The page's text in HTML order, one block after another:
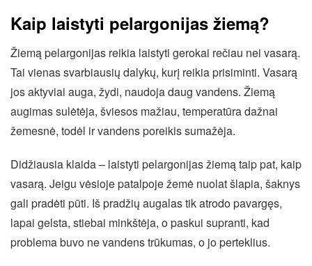
Kaip laistyti pelargonijas žiemą?
Žiemą pelargonijas reikia laistyti gerokai rečiau nei vasarą.
Tai vienas svarbiausių dalykų, kurį reikia prisiminti. Vasarą
jos aktyviai auga, žydi, naudoja daug vandens. Žiemą
augimas sulėtėja, šviesos mažiau, temperatūra dažnai
žemesnė, todėl ir vandens poreikis sumažėja.
Didžiausia klaida – laistyti pelargonijas žiemą taip pat, kaip
vasarą. Jeigu vėsioje patalpoje žemė nuolat šlapia, šaknys
gali pradėti pūti. Iš pradžių augalas tik atrodo pavargęs,
lapai gelsta, stiebai minkštėja, o paskui supranti, kad
problema buvo ne vandens trūkumas, o jo perteklius.